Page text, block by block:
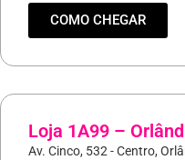
COMO CHEGAR
Loja 1A99 –
Av. Cinco, 532 - Centro,